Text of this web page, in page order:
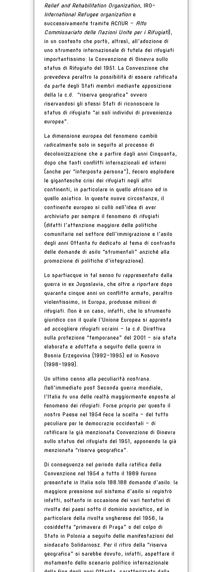
Relief and Rehabilitation Organization, IRO-
International Refugee organizatione
successivamente tramite ACNUR – Alto
Commissariato delle Nazioni Unite per i Rifugiati),
in un contesto che portò, altresì, all’adozione di
uno strumento internazionale di tutela dei rifugiati
importantissimo: la Convenzione di Ginevra sullo
status di Rifugiato del 1951. La Convenzione che
prevedeva peraltro la possibilità di essere ratificata
da parte degli Stati membri mediante apposizione
della la c.d. “riserva geografica” ovvero
riservandosi gli stessi Stati di riconoscere lo
status di rifugiato “ai soli individui di provenienza
europea”.
La dimensione europea del fenomeno cambiò
radicalmente solo in seguito al processo di
decolonizzazione che a partire dagli anni Cinquanta,
dopo che tanti conflitti internazionali ed interni
(anche per “interposta persona”), fecero esplodere
le gigantesche crisi dei rifugiati negli altri
continenti, in particolare in quello africano ed in
quello asiatico. In queste nuove circostanze, il
continente europeo si cullò nell’idea di aver
archiviato per sempre il fenomeno di rifugiati
(difatti l’attenzione maggiore delle politiche
comunitarie nel settore dell’immigrazione e l’asilo
degli anni Ottanta fu dedicato al tema di contrasto
delle domande di asilo “strumentali” anziché alla
promozione di politiche d’integrazione).
Lo spartiacque in tal senso fu rappresentato dalla
guerra in ex Jugoslavia, che oltre a riportare dopo
quaranta cinque anni un conflitto armato, peraltro
violentissimo, in Europa, produsse milioni di
rifugiati. Non è un caso, infatti, che lo strumento
giuridico con il quale l’Unione Europea si appresta
ad accogliere rifugiati ucraini – la c.d. Direttiva
sulla protezione “temporanea” del 2001 - sia stata
elaborata e adottata a seguito della guerra in
Bosnia Erzegovina (1992-1995) ed in Kosovo
(1998-1999).
Un ultimo cenno alla peculiarità nostrana.
Nell’immediato post Seconda guerra mondiale,
l’Italia fu una delle realtà maggiormente esposte al
fenomeno dei rifugiati. Forse proprio per questo il
nostro Paese nel 1954 fece la scelta - del tutto
peculiare per le democrazie occidentali - di
ratificare la già menzionata Convenzione di Ginevra
sullo status del rifugiato del 1951, apponendo la già
menzionata “riserva geografica”.
Di conseguenza nel periodo dalla ratifica della
Convenzione nel 1954 a tutto il 1989 furono
presentate in Italia solo 188.188 domande d’asilo: la
maggiore pressione sul sistema d’asilo si registrò
infatti, soltanto in occasione dei vari tentativi di
rivolta dei paesi sotto il dominio sovietico, ed in
particolare della rivolta ungherese del 1956, la
cosiddetta “primavera di Praga” o del colpo di
Stato in Polonia a seguito delle manifestazioni del
sindacato Solidarnosz. Per il ritiro della “riserva
geografica” si sarebbe dovuto, infatti, aspettare il
mutamento dello scenario politico internazionale